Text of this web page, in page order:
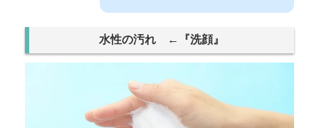
水性の汚れ ←『洗顔』